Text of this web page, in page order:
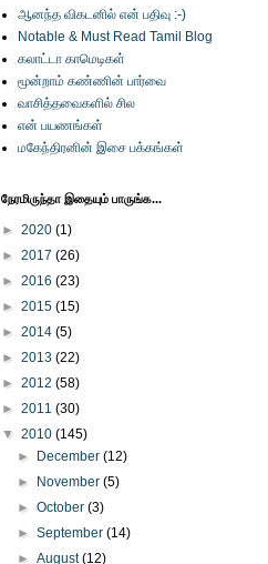
ஆனந்த விகடனில் என் பதிவு :-)
Notable & Must Read Tamil Blog
கலாட்டா காமெடிகள்
மூன்றாம் கண்ணின் பார்வை
வாசித்தவைகளில் சில
என் பயணங்கள்
மகேந்திரனின் இசை பக்கங்கள்
நேரமிருந்தா இதையும் பாருங்க...
► 2020 (1)
► 2017 (26)
► 2016 (23)
► 2015 (15)
► 2014 (5)
► 2013 (22)
► 2012 (58)
► 2011 (30)
▼ 2010 (145)
►
December(12)
►
November(5)
►October(3)
►September(14)
►August(12)